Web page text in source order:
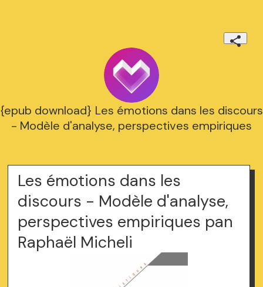
{epub download} Les émotions dans les discours
- Modèle d'analyse, perspectives empiriques
Les émotions dans les
discours - Modèle d'analyse,
perspectives empiriques pan
Raphaël Micheli